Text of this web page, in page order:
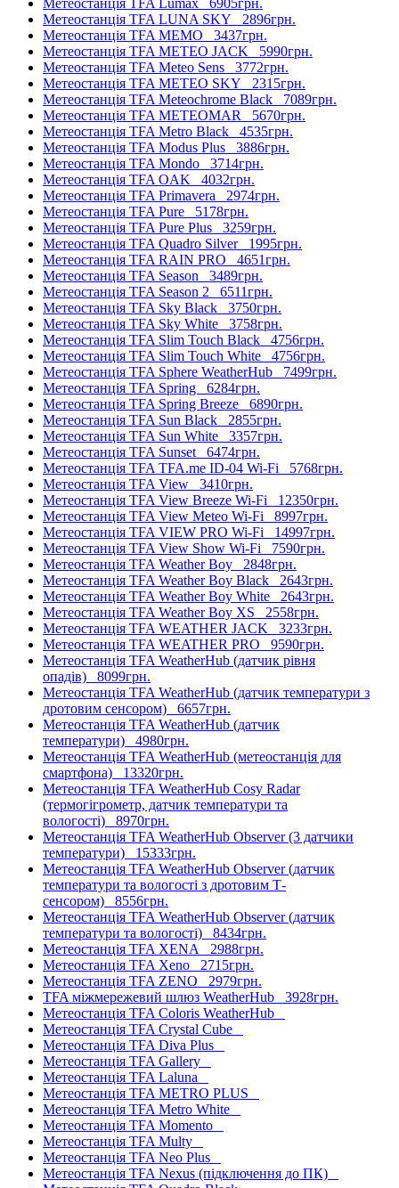
Метеостанція TFA Lumax 6905грн.
Метеостанція TFA LUNA SKY 2896грн.
Метеостанція TFA MEMO 3437грн.
Метеостанція TFA METEO JACK 5990грн.
Метеостанція TFA Meteo Sens 3772грн.
Метеостанція TFA METEO SKY 2315грн.
Метеостанція TFA Meteochrome Black 7089грн.
Метеостанція TFA METEOMAR 5670грн.
Метеостанція TFA Metro Black 4535грн.
Метеостанція TFA Modus Plus 3886грн.
Метеостанція TFA Mondo 3714грн.
Метеостанція TFA OAK 4032грн.
Метеостанція TFA Primavera 2974грн.
Метеостанція TFA Pure 5178грн.
Метеостанція TFA Pure Plus 3259грн.
Метеостанція TFA Quadro Silver 1995грн.
Метеостанція TFA RAIN PRO 4651грн.
Метеостанція TFA Season 3489грн.
Метеостанція TFA Season 2 6511грн.
Метеостанція TFA Sky Black 3750грн.
Метеостанція TFA Sky White 3758грн.
Метеостанція TFA Slim Touch Black 4756грн.
Метеостанція TFA Slim Touch White 4756грн.
Метеостанція TFA Sphere WeatherHub 7499грн.
Метеостанція TFA Spring 6284грн.
Метеостанція TFA Spring Breeze 6890грн.
Метеостанція TFA Sun Black 2855грн.
Метеостанція TFA Sun White 3357грн.
Метеостанція TFA Sunset 6474грн.
Метеостанція TFA TFA.me ID-04 Wi-Fi 5768грн.
Метеостанція TFA View 3410грн.
Метеостанція TFA View Breeze Wi-Fi 12350грн.
Метеостанція TFA View Meteo Wi-Fi 8997грн.
Метеостанція TFA VIEW PRO Wi-Fi 14997грн.
Метеостанція TFA View Show Wi-Fi 7590грн.
Метеостанція TFA Weather Boy 2848грн.
Метеостанція TFA Weather Boy Black 2643грн.
Метеостанція TFA Weather Boy White 2643грн.
Метеостанція TFA Weather Boy XS 2558грн.
Метеостанція TFA WEATHER JACK 3233грн.
Метеостанція TFA WEATHER PRO 9590грн.
Метеостанція TFA WeatherHub (датчик рівня
опадів) 8099грн.
Метеостанція TFA WeatherHub (датчик температури з
дротовим сенсором) 6657грн.
Метеостанція TFA WeatherHub (датчик
температури) 4980грн.
Метеостанція TFA WeatherHub (метеостанція для
смартфона) 13320грн.
Метеостанція TFA WeatherHub Cosy Radar
(термогігрометр, датчик температури та
вологості) 8970грн.
Метеостанція TFA WeatherHub Observer (3 датчики
температури) 15333грн.
Метеостанція TFA WeatherHub Observer (датчик
температури та вологості з дротовим Т-
сенсором) 8556грн.
Метеостанція TFA WeatherHub Observer (датчик
температури та вологості) 8434грн.
Метеостанція TFA XENA 2988грн.
Метеостанція TFA Xeno 2715грн.
Метеостанція TFA ZENO 2979грн.
TFA міжмережевий шлюз WeatherHub 3928грн.
Метеостанція TFA Coloris WeatherHub
Метеостанція TFA Crystal Cube
Метеостанція TFA Diva Plus
Метеостанція TFA Gallery
Метеостанція TFA Laluna
Метеостанція TFA METRO PLUS
Метеостанція TFA Metro White
Метеостанція TFA Momento
Метеостанція TFA Multy
Метеостанція TFA Neo Plus
Метеостанція TFA Nexus (підключення до ПК)